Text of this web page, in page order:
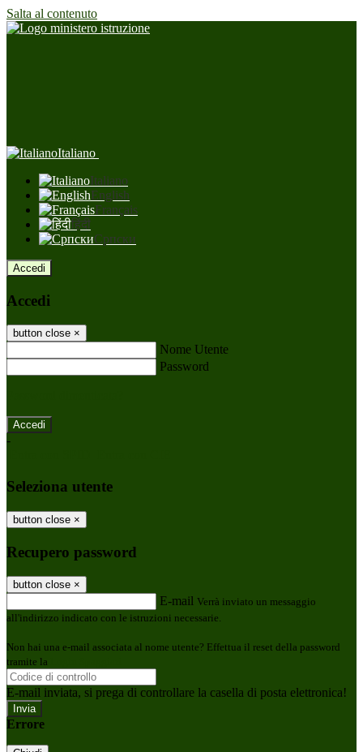
Salta al contenuto
Italiano
Italiano
English
Français
हिंदी
Српски
Accedi
Accedi
button close ×
Nome Utente
Password
-
Seleziona utente
button close ×
Recupero password
button close ×
E-mail Verrà inviato un messaggio
all'indirizzo indicato con le istruzioni necessarie.
Non hai una e-mail associata al nome utente? Effettua il reset della password
tramite la
E-mail inviata, si prega di controllare la casella di posta elettronica!
Errore